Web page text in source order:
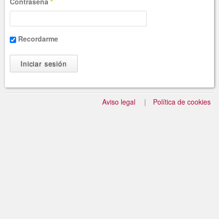
Recordarme
Aviso legal Política de cookies